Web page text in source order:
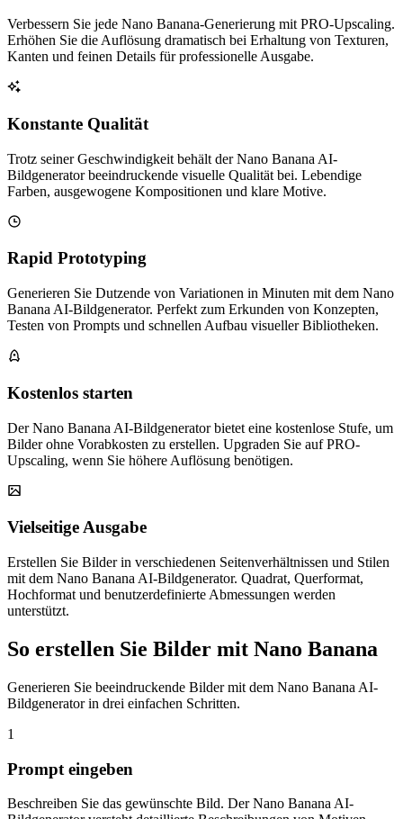
Verbessern Sie jede Nano Banana-Generierung mit PRO-Upscaling.
Erhöhen Sie die Auflösung dramatisch bei Erhaltung von Texturen,
Kanten und feinen Details für professionelle Ausgabe.
Konstante Qualität
Trotz seiner Geschwindigkeit behält der Nano Banana AI-
Bildgenerator beeindruckende visuelle Qualität bei. Lebendige
Farben, ausgewogene Kompositionen und klare Motive.
Rapid Prototyping
Generieren Sie Dutzende von Variationen in Minuten mit dem Nano
Banana AI-Bildgenerator. Perfekt zum Erkunden von Konzepten,
Testen von Prompts und schnellen Aufbau visueller Bibliotheken.
Kostenlos starten
Der Nano Banana AI-Bildgenerator bietet eine kostenlose Stufe, um
Bilder ohne Vorabkosten zu erstellen. Upgraden Sie auf PRO-
Upscaling, wenn Sie höhere Auflösung benötigen.
Vielseitige Ausgabe
Erstellen Sie Bilder in verschiedenen Seitenverhältnissen und Stilen
mit dem Nano Banana AI-Bildgenerator. Quadrat, Querformat,
Hochformat und benutzerdefinierte Abmessungen werden
unterstützt.
So erstellen Sie Bilder mit Nano Banana
Generieren Sie beeindruckende Bilder mit dem Nano Banana AI-
Bildgenerator in drei einfachen Schritten.
1
Prompt eingeben
Beschreiben Sie das gewünschte Bild. Der Nano Banana AI-